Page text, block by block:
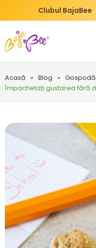
Clubul BajaBee
Acasă » Blog »
Împachetați gustarea fără